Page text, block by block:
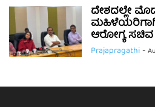
ದೇಶದಲ್ಲೇ
ಮಹಿಳೆಯರಿಗಾಗಿ
ಆರೋಗ್ಯ
Prajapragathi-